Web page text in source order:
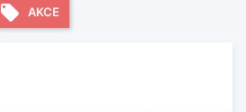
local_offer AKCE